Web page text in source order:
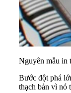
Nguyên mẫu in
Bước đột phá
thạch bản vì nó